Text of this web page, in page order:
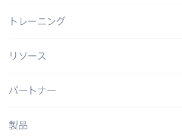
トレーニング
リソース
パートナー
製品